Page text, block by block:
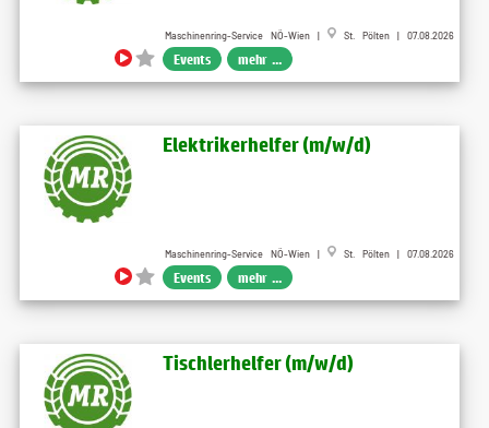
Maschinenring-Service NÖ-Wien | St. Pölten | 07.08.2026
Events mehr ...
Elektrikerhelfer (m​/w​/d)
Maschinenring-Service NÖ-Wien | St. Pölten | 07.08.2026
Events mehr ...
Tischlerhelfer (m​/w​/d)